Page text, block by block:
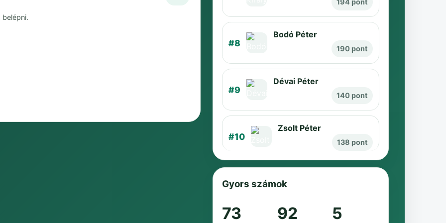
194 pont
#8
Bodó Péter
190 pont
#9
Dévai Péter
140 pont
#10
Zsolt Péter
138 pont
Gyors számok
73 92 5